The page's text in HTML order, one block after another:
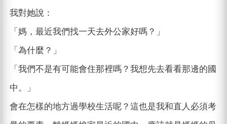
我對她說：
「媽，最近我們找一天去外公家好嗎？」
「為什麼？」
「我們不是有可能會住那裡嗎？我想先去看看那邊的國
中。」
會在怎樣的地方過學校生活呢？這也是我和直人必須考